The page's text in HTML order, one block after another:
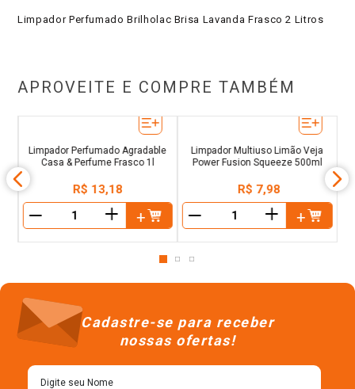
Limpador Perfumado Brilholac Brisa Lavanda Frasco 2 Litros
APROVEITE E COMPRE TAMBÉM
Limpador Perfumado Agradable
Casa & Perfume Frasco 1l
R$ 13,18
Limpador Multiuso Limão Veja
R$ 7,98
－